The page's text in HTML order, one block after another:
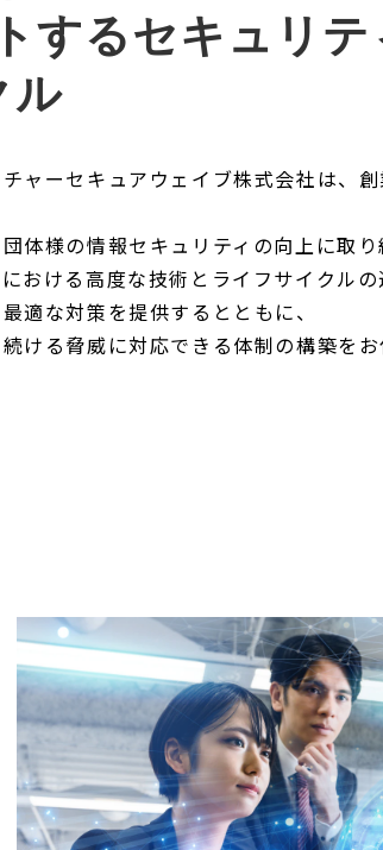
するセキュリ
ル
ャーセキュアウェイブ株式会社は、
体様の情報セキュリティの向上に取り
おける高度な技術とライフサイクルの
適な対策を提供するとともに、
ける脅威に対応できる体制の構築をお